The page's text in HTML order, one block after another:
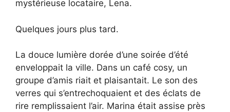
mystérieuse locataire, Lena.
Quelques jours plus tard.
La douce lumière dorée d’une soirée d’été
enveloppait la ville. Dans un café cosy, un
groupe d’amis riait et plaisantait. Le son des
verres qui s’entrechoquaient et des éclats de
rire remplissaient l’air. Marina était assise près